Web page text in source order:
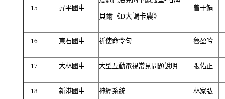
15 昇平國中
貝爾《D大調卡農》
曾于娟
16 東石國中 祈使命令句 魯盈吟
17 大林國中 大型互動電視常見問題說明 張佑正
18 新港國中 神經系統 林家弘